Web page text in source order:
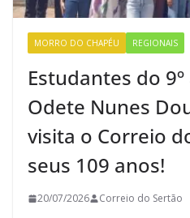
MORRO DO CHAPÉU REGIONAIS
Estudantes do
Odete Nunes
visita o Correio
seus 109 anos!
20/07/2026 Correio do Sertão